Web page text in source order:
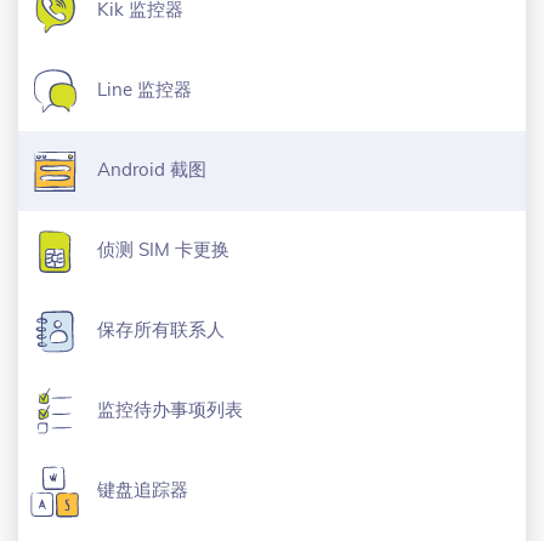
Kik 监控器
Line 监控器
Android 截图
侦测 SIM 卡更换
保存所有联系人
监控待办事项列表
键盘追踪器